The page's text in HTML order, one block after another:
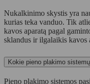
Nukalkinimo skystis yra
kurias teka vanduo. Tik
kavos aparatą pagal
sklandus ir ilgalaikis kavos
Kokie pieno plakimo
Pieno plakimo sistemos